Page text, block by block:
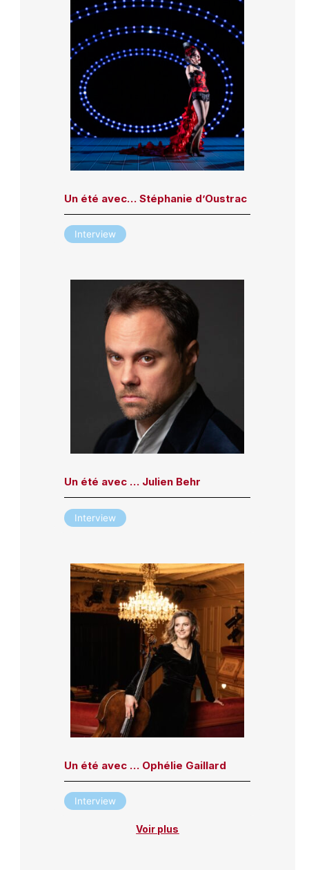
Un été avec… Stéphanie d’Oustrac
Interview
Un été avec … Julien Behr
Interview
Un été avec … Ophélie Gaillard
Interview
Voir plus